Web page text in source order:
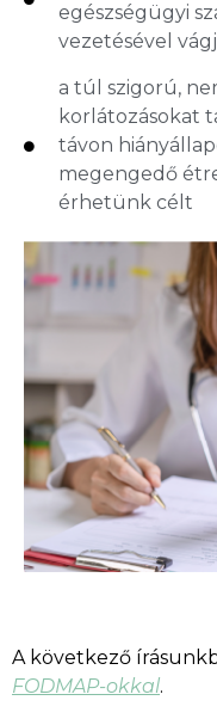
egészségügyi
vezetésével
a túl szigorú,
korlátozásokat
távon
megengedő
érhetünk célt
A következő
FODMAP-okkal.